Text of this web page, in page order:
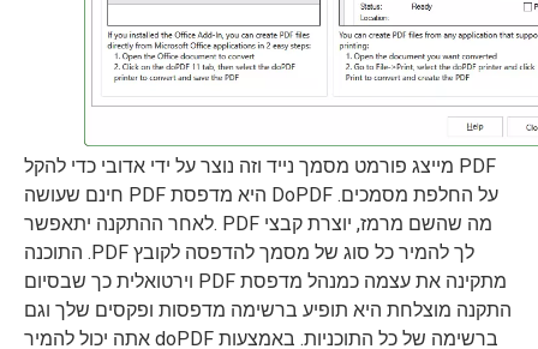
PDF מייצג פורמט מסמך נייד וזה נוצר על ידי אדובי כדי להקל
על החלפת מסמכים. DoPDF היא מדפסת PDF חינם שעושה
מה שהשם מרמז, יוצרת קבצי PDF .לאחר ההתקנה יתאפשר
לך להמיר כל סוג של מסמך להדפסה לקובץ PDF. התוכנה
מתקינה את עצמה כמנהל מדפסת PDF וירטואלית כך שבסיום
התקנה מוצלחת היא תופיע ברשימה מדפסות ופקסים שלך וגם
ברשימה של כל התוכניות. באמצעות doPDF אתה יכול להמיר